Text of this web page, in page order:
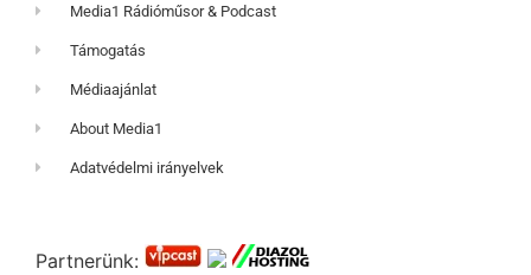
Media1 Rádióműsor & Podcast
Támogatás
Médiaajánlat
About Media1
Adatvédelmi irányelvek
Partnerünk: